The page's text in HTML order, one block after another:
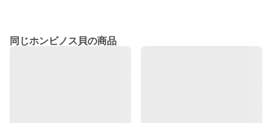
同じホンビノス貝の商品